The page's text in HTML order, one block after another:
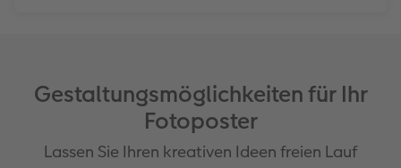
Gestaltungsmöglichkeiten für Ihr
Fotoposter
Lassen Sie Ihren kreativen Ideen freien Lauf